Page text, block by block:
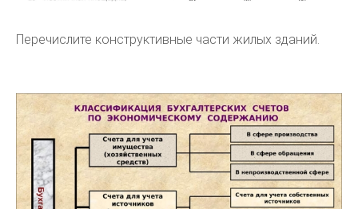
Перечислите конструктивные части жилых зданий.